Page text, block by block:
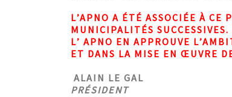
L’APNO A ÉTÉ ASSOCIÉE À
MUNICIPALITÉS SUCCESSIVES.
L’ APNO EN APPROUVE
ET DANS LA MISE EN ŒUVRE
ALAIN LE GAL
PRÉSIDENT